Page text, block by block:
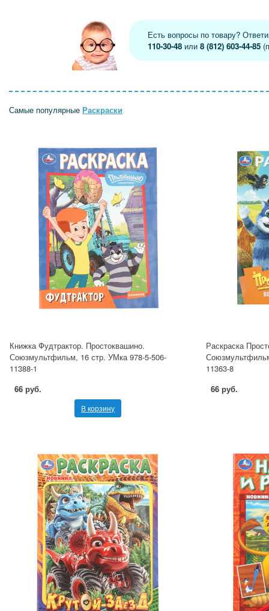
Есть вопросы по товару?
110-30-48 или8 (812) 603-44-85
Самые популярные Раскраски
Книжка Фудтрактор. Простоквашино.
Союзмультфильм, 16 стр. УМка 978-5-506-
11388-1
66 руб.
В корзину
Раскраска
11363-8
66 руб.